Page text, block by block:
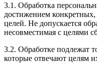
3.1. Обработка
достижением
целей. Не допускается
несовместимая с целями
3.2. Обработке подлежат
которые отвечают целям